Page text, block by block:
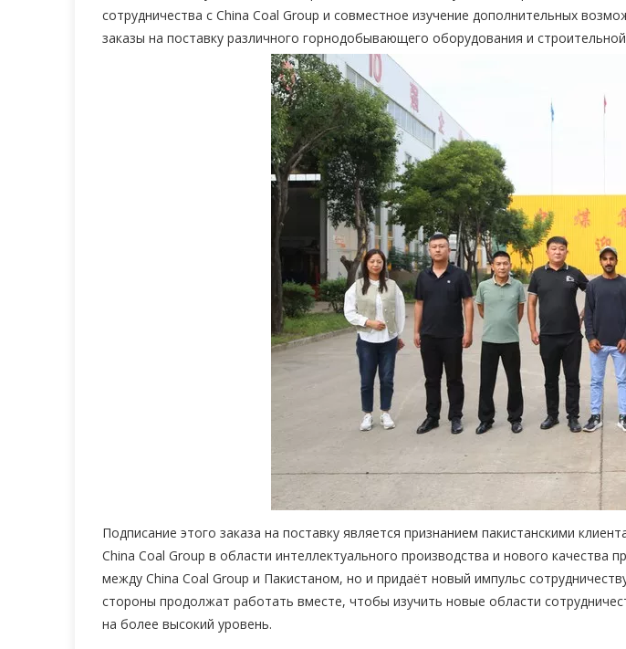
сотрудничества с China Coal Group и совместное изучение дополнительных
заказы на поставку различного горнодобывающего оборудования и строительной
Подписание этого заказа на поставку является признанием пакистанскими
China Coal Group в области интеллектуального производства и нового качества
между China Coal Group и Пакистаном, но и придаёт новый импульс
стороны продолжат работать вместе, чтобы изучить новые области
на более высокий уровень.